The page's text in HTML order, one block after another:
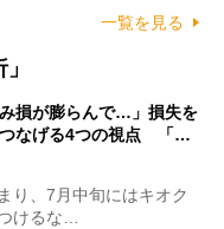
一覧を見る
み損が膨らんで…」損失を
つなげる4つの視点 「…
り、7月中旬にはキオク
けるな…